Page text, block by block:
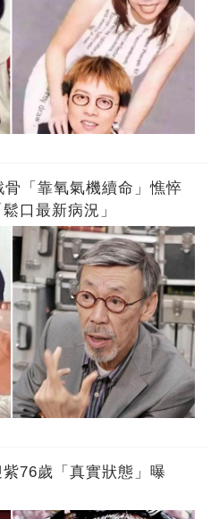
「靠氧氣機續命」憔悴
口最新病況」
76歲「真實狀態」曝